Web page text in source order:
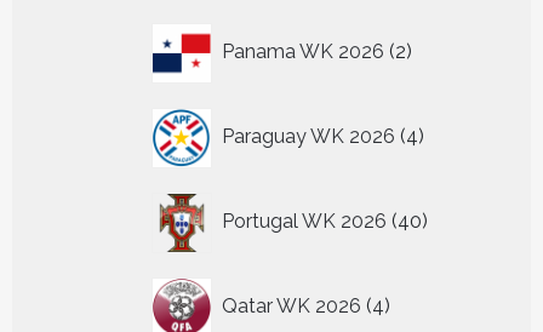
Panama WK 2026 2
producten
Paraguay WK 2026 4
producten
Portugal WK 2026 40
producten
Qatar WK 2026 4
producten